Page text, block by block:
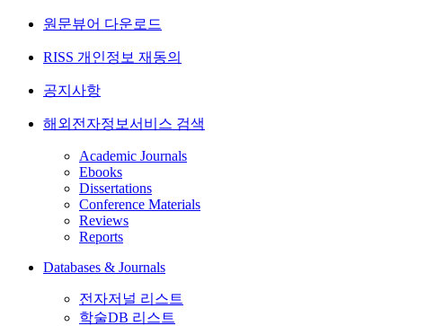
원문뷰어 다운로드
RISS 개인정보 재동의
공지사항
해외전자정보서비스 검색
Academic Journals
Ebooks
Dissertations
Conference Materials
Reviews
Reports
Databases & Journals
전자저널 리스트
학술DB 리스트